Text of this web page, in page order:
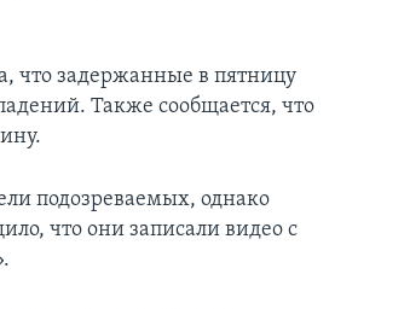
что задержанные в пятницу
Также сообщается, что
подозреваемых, однако
что они записали видео с